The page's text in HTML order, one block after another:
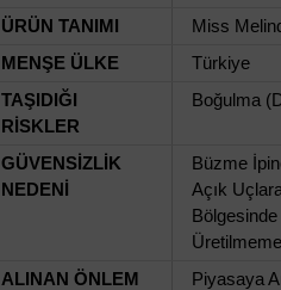
ÜRÜN TANIMI
Miss
MENŞE ÜLKE
Türkiye
TAŞIDIĞI
RİSKLER
Boğulma
GÜVENSİZLİK
NEDENİ
Büzme
Açık
ALINAN ÖNLEM
Piyasaya